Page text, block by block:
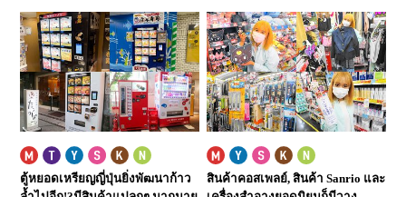
ตู้หยอดเหรียญญี่ปุ่นยิ่งพัฒนาก้าว
สินค้าคอสเพลย์, สินค้า Sanrio และ